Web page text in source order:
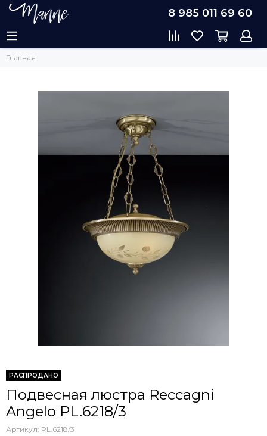
8 985 011 69 60
Главная
РАСПРОДАНО
Подвесная люстра Reccagni
Angelo PL.6218/3
Артикул: PL.6218/3